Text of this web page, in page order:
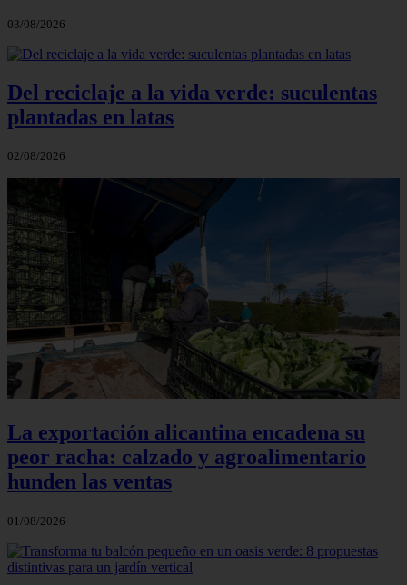
03/08/2026
Del reciclaje a la vida verde: suculentas
plantadas en latas
02/08/2026
La exportación alicantina encadena su
peor racha: calzado y agroalimentario
hunden las ventas
01/08/2026